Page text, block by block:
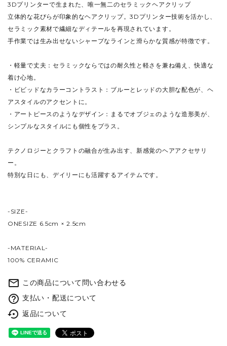
3Dプリンターで生まれた、唯一無二のセラミックヘアクリップ
立体的な花びらが印象的なヘアクリップ。3Dプリンター技術を活かし、
セラミック素材で繊細なディテールを再現されています。
手作業では生み出せないシャープなラインと滑らかな質感が特徴です。
・軽量で丈夫：セラミックならではの耐久性と軽さを兼ね備え、快適な
着け心地。
・ビビッドなカラーコントラスト：ブルーとレッドの大胆な配色が、ヘ
アスタイルのアクセントに。
・アートピースのようなデザイン：まるでオブジェのような造形美が、
シンプルなスタイルにも個性をプラス。
テクノロジーとクラフトの融合が生み出す、新感覚のヘアアクセサリ
ー。
特別な日にも、デイリーにも活躍するアイテムです。
-SIZE-
ONESIZE 6.5cm × 2.5cm
-MATERIAL-
100% CERAMIC
mail_outline この商品について問い合わせる
help_outline 支払い・配送について
settings_backup_restore 返品について